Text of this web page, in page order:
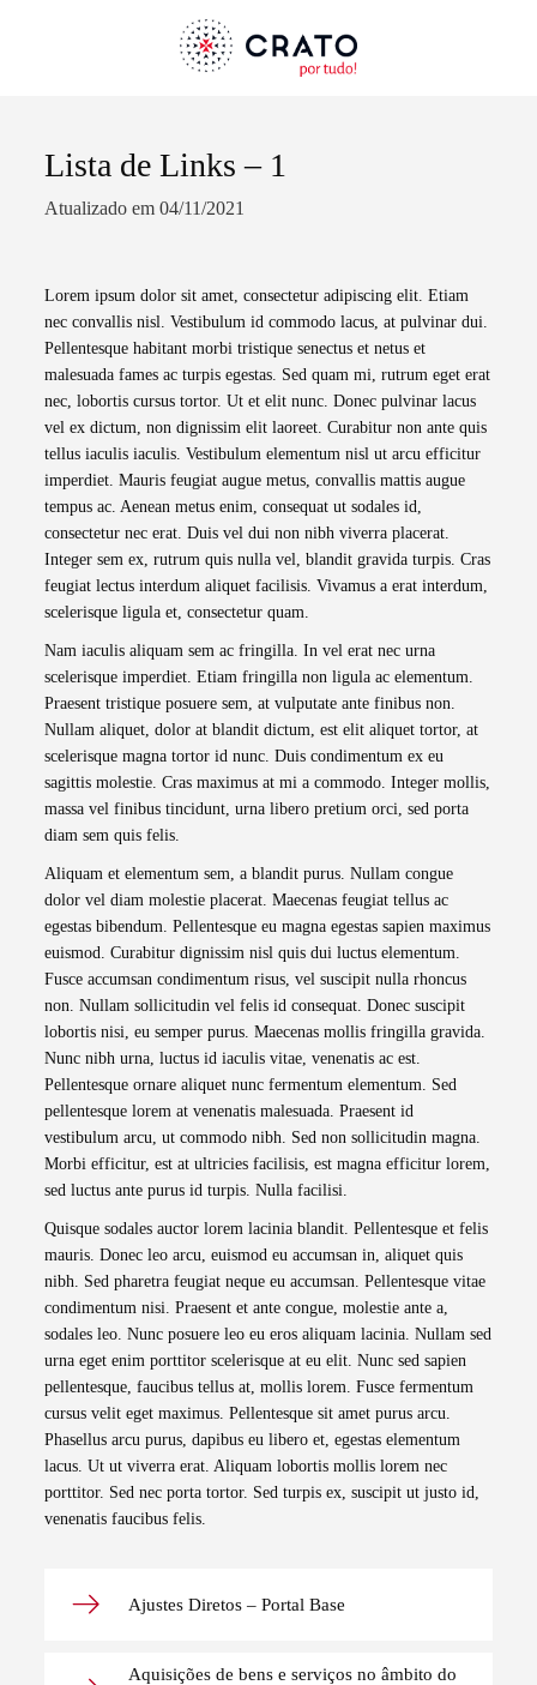
Termo de Pesquisa
Categorias gerais
Filtros
Lista de Links – 1
Atualizado em 04/11/2021
Lorem ipsum dolor sit amet, consectetur adipiscing elit. Etiam
nec convallis nisl. Vestibulum id commodo lacus, at pulvinar dui.
Pellentesque habitant morbi tristique senectus et netus et
malesuada fames ac turpis egestas. Sed quam mi, rutrum eget erat
nec, lobortis cursus tortor. Ut et elit nunc. Donec pulvinar lacus
vel ex dictum, non dignissim elit laoreet. Curabitur non ante quis
tellus iaculis iaculis. Vestibulum elementum nisl ut arcu efficitur
imperdiet. Mauris feugiat augue metus, convallis mattis augue
tempus ac. Aenean metus enim, consequat ut sodales id,
consectetur nec erat. Duis vel dui non nibh viverra placerat.
Integer sem ex, rutrum quis nulla vel, blandit gravida turpis. Cras
feugiat lectus interdum aliquet facilisis. Vivamus a erat interdum,
scelerisque ligula et, consectetur quam.
Nam iaculis aliquam sem ac fringilla. In vel erat nec urna
scelerisque imperdiet. Etiam fringilla non ligula ac elementum.
Praesent tristique posuere sem, at vulputate ante finibus non.
Nullam aliquet, dolor at blandit dictum, est elit aliquet tortor, at
scelerisque magna tortor id nunc. Duis condimentum ex eu
sagittis molestie. Cras maximus at mi a commodo. Integer mollis,
massa vel finibus tincidunt, urna libero pretium orci, sed porta
diam sem quis felis.
Aliquam et elementum sem, a blandit purus. Nullam congue
dolor vel diam molestie placerat. Maecenas feugiat tellus ac
egestas bibendum. Pellentesque eu magna egestas sapien maximus
euismod. Curabitur dignissim nisl quis dui luctus elementum.
Fusce accumsan condimentum risus, vel suscipit nulla rhoncus
non. Nullam sollicitudin vel felis id consequat. Donec suscipit
lobortis nisi, eu semper purus. Maecenas mollis fringilla gravida.
Nunc nibh urna, luctus id iaculis vitae, venenatis ac est.
Pellentesque ornare aliquet nunc fermentum elementum. Sed
pellentesque lorem at venenatis malesuada. Praesent id
vestibulum arcu, ut commodo nibh. Sed non sollicitudin magna.
Morbi efficitur, est at ultricies facilisis, est magna efficitur lorem,
sed luctus ante purus id turpis. Nulla facilisi.
Quisque sodales auctor lorem lacinia blandit. Pellentesque et felis
mauris. Donec leo arcu, euismod eu accumsan in, aliquet quis
nibh. Sed pharetra feugiat neque eu accumsan. Pellentesque vitae
condimentum nisi. Praesent et ante congue, molestie ante a,
sodales leo. Nunc posuere leo eu eros aliquam lacinia. Nullam sed
urna eget enim porttitor scelerisque at eu elit. Nunc sed sapien
pellentesque, faucibus tellus at, mollis lorem. Fusce fermentum
cursus velit eget maximus. Pellentesque sit amet purus arcu.
Phasellus arcu purus, dapibus eu libero et, egestas elementum
lacus. Ut ut viverra erat. Aliquam lobortis mollis lorem nec
porttitor. Sed nec porta tortor. Sed turpis ex, suscipit ut justo id,
venenatis faucibus felis.
Ajustes Diretos – Portal Base
Aquisições de bens e serviços no âmbito do